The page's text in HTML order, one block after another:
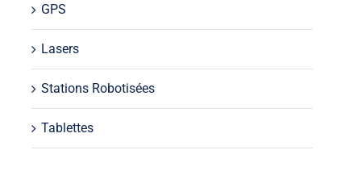
Slam mobile
Les indispensables Slam mobile
GPS
Lasers
Stations Robotisées
Tablettes